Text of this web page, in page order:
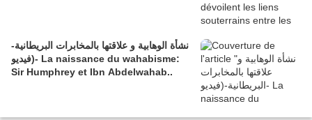
نشأة الوهابية و علاقتها بالمخابرات البريطانية-
(فيديو- La naissance du wahabisme:
Sir Humphrey et Ibn Abdelwahab..